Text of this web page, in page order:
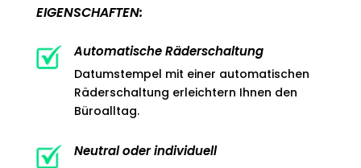
EIGENSCHAFTEN:
Automatische Räderschaltung
Datumstempel mit einer automatischen
Räderschaltung erleichtern Ihnen den
Büroalltag.
Neutral oder individuell